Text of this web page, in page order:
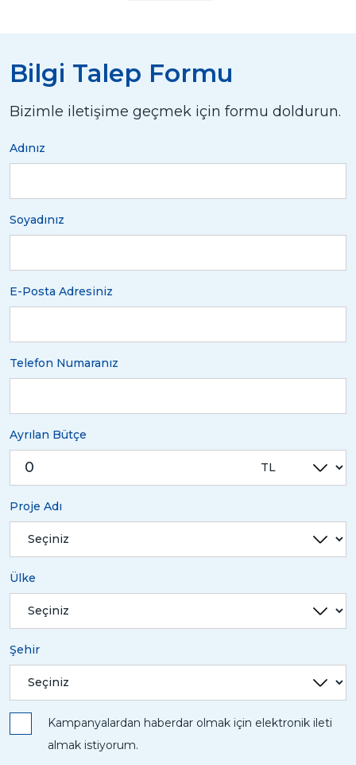
Bilgi Talep Formu
Bizimle iletişime geçmek için formu doldurun.
Adınız
Soyadınız
E-Posta Adresiniz
Telefon Numaranız
Ayrılan Bütçe
Proje Adı
Ülke
Şehir
Kampanyalardan haberdar olmak için elektronik ileti
almak istiyorum.